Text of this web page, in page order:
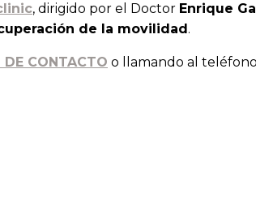
, dirigido por el Doctor Enrique
de la movilidad .
DE CONTACTO o llamando al